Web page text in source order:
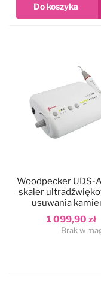
1 099,90 zł
Woodpecker UDS-
skaler
usuwania
nazębnego ze
LED
Brak w